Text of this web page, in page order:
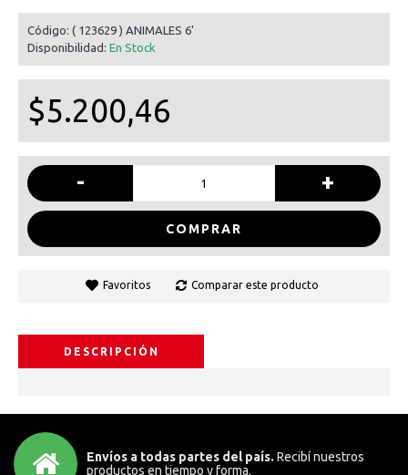
Código: ( 123629 ) ANIMALES 6'
Disponibilidad: En Stock
$5.200,46
- +
COMPRAR
Favoritos Comparar este producto
DESCRIPCIÓN
Envíos a todas partes del país. Recibí nuestros
productos en tiempo y forma.